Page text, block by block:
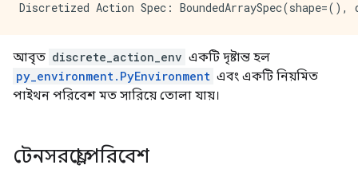
আবৃত discrete_action_env একটি দৃষ্টান্ত হল
py_environment.PyEnvironment এবং একটি নিয়মিত
পাইথন পরিবেশ মত সারিয়ে তোলা যায়।
টেনসরফ্লো পরিবেশ